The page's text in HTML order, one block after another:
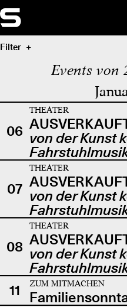
Filter
Events von
06
THEATER
von der Kunst
07
THEATER
von der Kunst
08
THEATER
von der Kunst
11
ZUM MITMACHEN